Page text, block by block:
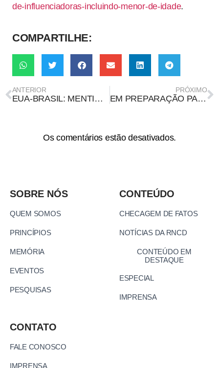
de-influenciadoras-incluindo-menor-de-idade.
COMPARTILHE:
ANTERIOR
EUA-BRASIL: MENTIRA SOBRE FILHA DE PRESIDENTE DO STF SER DEPORTADA DOS EUA É USADA PARA CAMPANHA CONTRA A CORTE
PRÓXIMO
EM PREPARAÇÃO PARA A COP 30, MUTIRÃO GLOBAL BUSCA AÇÕES DE COMBATE À DESINFORMAÇÃO
Os comentários estão desativados.
SOBRE NÓS
QUEM SOMOS
PRINCÍPIOS
MEMÓRIA
EVENTOS
PESQUISAS
CONTEÚDO
CHECAGEM DE FATOS
NOTÍCIAS DA RNCD
CONTEÚDO EM
DESTAQUE
ESPECIAL
IMPRENSA
CONTATO
FALE CONOSCO
IMPRENSA